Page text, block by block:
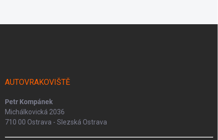
AUTOVRAKOVIŠTĚ
Petr Kompánek
Michálkovická 2036
710 00 Ostrava - Slezská Ostrava